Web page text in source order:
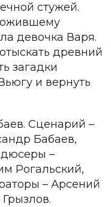
стужей.
девочка Варя.
древний
загадки
и вернуть
Сценарий –
Бабаев,
–
Рогальский,
– Арсений